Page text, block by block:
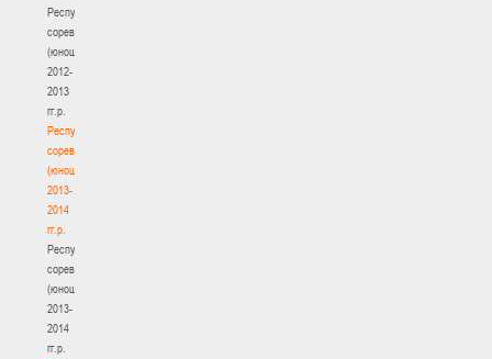
Республиканские
соревнования
(юноши)
2012-
2013
гг.р.
Республиканские
соревнования
(юноши)
2013-
2014
гг.р.
Республиканские
соревнования
(юноши)
2013-
2014
гг.р.